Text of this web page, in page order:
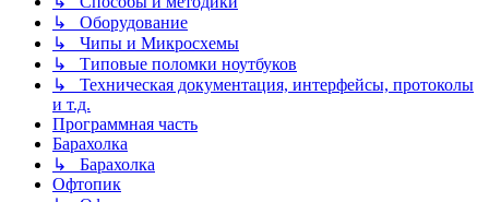
↳ Оборудование
↳ Чипы и Микросхемы
↳ Типовые поломки ноутбуков
↳ Техническая документация, интерфейсы, протоколы
и т.д.
Программная часть
Барахолка
↳ Барахолка
Офтопик